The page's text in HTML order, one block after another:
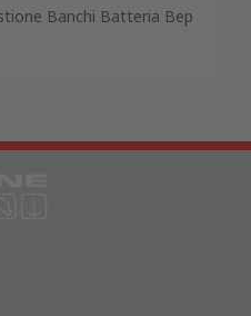
Banchi Batteria Bep